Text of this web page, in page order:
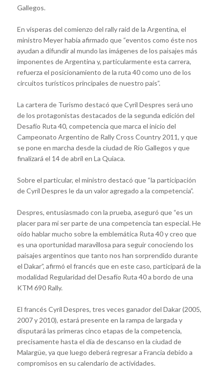
Gallegos.
En vísperas del comienzo del rally raid de la Argentina, el
ministro Meyer había afirmado que “eventos como éste nos
ayudan a difundir al mundo las imágenes de los paisajes más
imponentes de Argentina y, particularmente esta carrera,
refuerza el posicionamiento de la ruta 40 como uno de los
circuitos turísticos principales de nuestro país”.
La cartera de Turismo destacó que Cyril Despres será uno
de los protagonistas destacados de la segunda edición del
Desafío Ruta 40, competencia que marca el inicio del
Campeonato Argentino de Rally Cross Country 2011, y que
se pone en marcha desde la ciudad de Río Gallegos y que
finalizará el 14 de abril en La Quiaca.
Sobre el particular, el ministro destacó que “la participación
de Cyril Despres le da un valor agregado a la competencia”.
Despres, entusiasmado con la prueba, aseguró que “es un
placer para mi ser parte de una competencia tan especial. He
oído hablar mucho sobre la emblemática Ruta 40 y creo que
es una oportunidad maravillosa para seguir conociendo los
paisajes argentinos que tanto nos han sorprendido durante
el Dakar”, afirmó el francés que en este caso, participará de la
modalidad Regularidad del Desafío Ruta 40 a bordo de una
KTM 690 Rally.
El francés Cyril Despres, tres veces ganador del Dakar (2005,
2007 y 2010), estará presente en la rampa de largada y
disputará las primeras cinco etapas de la competencia,
precisamente hasta el día de descanso en la ciudad de
Malargüe, ya que luego deberá regresar a Francia debido a
compromisos en su calendario de actividades.